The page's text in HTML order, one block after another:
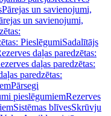
Pārejas un savienojumi,
un savienojumi,
PieslēgumiSadalītājs
daļas paredzētas:
daļas paredzētas:
paredzētas:
Pārsegi
pieslēgumiemRezerves
Sistēmas blīvesSkrūvju